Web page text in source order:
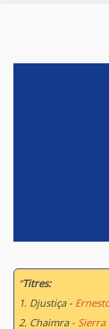
World
“Titres:
1. Djustiça -
2. Chaimra - Sierra